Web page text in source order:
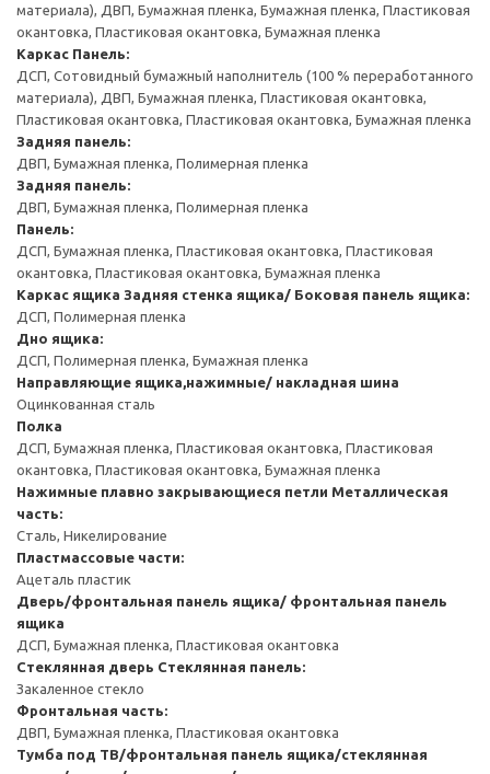
материала), ДВП, Бумажная пленка, Бумажная пленка, Пластиковая
окантовка, Пластиковая окантовка, Бумажная пленка
Каркас Панель:
ДСП, Сотовидный бумажный наполнитель (100 % переработанного
материала), ДВП, Бумажная пленка, Пластиковая окантовка,
Пластиковая окантовка, Пластиковая окантовка, Бумажная пленка
Задняя панель:
ДВП, Бумажная пленка, Полимерная пленка
Задняя панель:
ДВП, Бумажная пленка, Полимерная пленка
Панель:
ДСП, Бумажная пленка, Пластиковая окантовка, Пластиковая
окантовка, Пластиковая окантовка, Бумажная пленка
Каркас ящика Задняя стенка ящика/ Боковая панель ящика:
ДСП, Полимерная пленка
Дно ящика:
ДСП, Полимерная пленка, Бумажная пленка
Направляющие ящика,нажимные/ накладная шина
Оцинкованная сталь
Полка
ДСП, Бумажная пленка, Пластиковая окантовка, Пластиковая
окантовка, Пластиковая окантовка, Бумажная пленка
Нажимные плавно закрывающиеся петли Металлическая
часть:
Сталь, Никелирование
Пластмассовые части:
Ацеталь пластик
Дверь/фронтальная панель ящика/ фронтальная панель
ящика
ДСП, Бумажная пленка, Пластиковая окантовка
Стеклянная дверь Стеклянная панель:
Закаленное стекло
Фронтальная часть:
ДВП, Бумажная пленка, Пластиковая окантовка
Тумба под ТВ/фронтальная панель ящика/стеклянная